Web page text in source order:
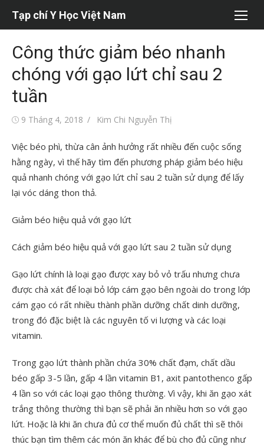
dung
Tạp chí Y Học Việt Nam
Công thức giảm béo nhanh
chóng với gạo lứt chỉ sau 2
tuần
Đăng9 Tháng 4, 2018
Tác
Kim Chi Nguyễn Thị
Việc béo phì, thừa cân ảnh hưởng rất nhiều đến cuộc sống
hằng ngày, vì thế hãy tìm đến phương pháp giảm béo hiệu
quả nhanh chóng với gạo lứt chỉ sau 2 tuần sử dụng để lấy
lại vóc dáng thon thả.
Giảm béo hiệu quả với gạo lứt
Cách giảm béo hiệu quả với gạo lứt sau 2 tuần sử dụng
Gạo lứt chính là loại gạo được xay bỏ vỏ trấu nhưng chưa
được chà xát để loại bỏ lớp cám gạo bên ngoài do trong lớp
cám gạo có rất nhiều thành phần dưỡng chất dinh dưỡng,
trong đó đặc biệt là các nguyên tố vi lượng và các loại
vitamin.
Trong gạo lứt thành phần chứa 30% chất đạm, chất dầu
béo gấp 3-5 lần, gấp 4 lần vitamin B1, axit pantothenco gấp
4 lần so với các loại gạo thông thường. Vì vậy, khi ăn gạo xát
trắng thông thường thì bạn sẽ phải ăn nhiều hơn so với gạo
lứt. Hoặc là khi ăn chưa đủ cơ thể muốn đủ chất thì sẽ thôi
thúc bạn tìm thêm các món ăn khác để bù cho đủ cũng như